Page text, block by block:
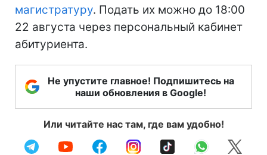
магистратуру. Подать их можно до 18:00
22 августа через персональный кабинет
абитуриента.
Не упустите главное! Подпишитесь на
наши обновления в Google!
Или читайте нас там, где вам удобно!